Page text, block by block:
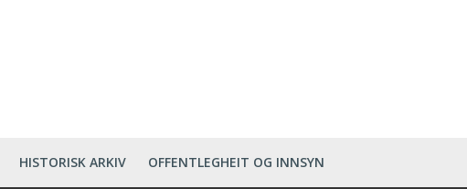
HISTORISK ARKIV OFFENTLEGHEIT OG INNSYN